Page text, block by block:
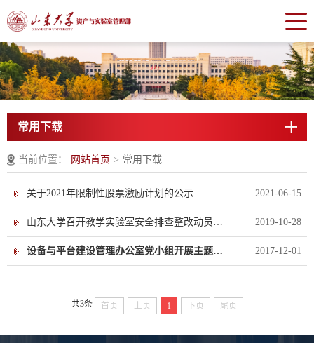
常用下载
当前位置： 网站首页 > 常用下载
2021-06-15
关于2021年限制性股票激励计划的公示
2019-10-28
2017-12-01
设备与平台建设管理办公室党小组开展主题党日学习交流
共3条 首页 上页 1 下页 尾页